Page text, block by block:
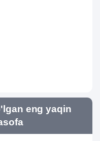
eng yaqin